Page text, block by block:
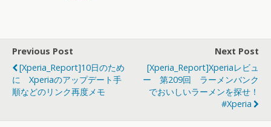
Previous Post
[Xperia_Report]10日のため
に Xperiaのアップデート手
順などのリンク再度メモ
Next Post
[Xperia_Report]Xperiaレビュ
ー 第209回 ラーメンバンク
でおいしいラーメンを探せ！
#xperia